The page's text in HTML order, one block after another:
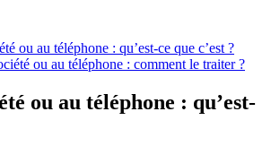
ou au téléphone : qu’est-ce que c’est ?
ou au téléphone : comment le traiter ?
ou au téléphone : qu’est-